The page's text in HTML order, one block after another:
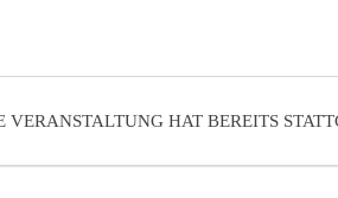
VERANSTALTUNG HAT BEREITS